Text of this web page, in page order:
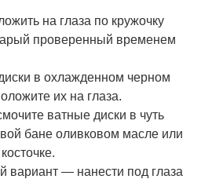
на глаза по кружочку
проверенный временем
в охлажденном черном
их на глаза.
ватные диски в чуть
бане оливковом масле или
— нанести под глаза